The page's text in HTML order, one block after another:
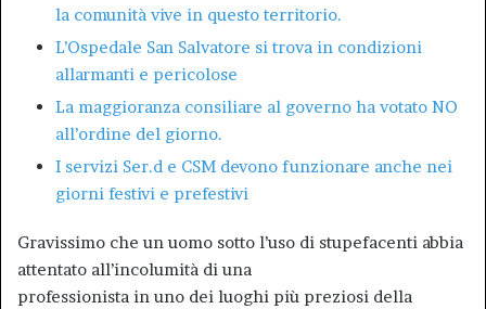
la comunità vive in questo territorio.
L’Ospedale San Salvatore si trova in condizioni
allarmanti e pericolose
La maggioranza consiliare al governo ha votato NO
all’ordine del giorno.
I servizi Ser.d e CSM devono funzionare anche nei
giorni festivi e prefestivi
Gravissimo che un uomo sotto l’uso di stupefacenti abbia
attentato all’incolumità di una
professionista in uno dei luoghi più preziosi della